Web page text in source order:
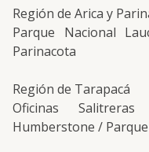
Región de Arica y
Parque Nacional
Parinacota
Región de Tarapacá
Oficinas
Humberstone /